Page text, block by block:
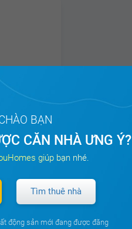
BẠN
CĂN NHÀ ƯNG Ý?
giúp bạn nhé.
Tìm thuê nhà
động sản mới đang được đăng